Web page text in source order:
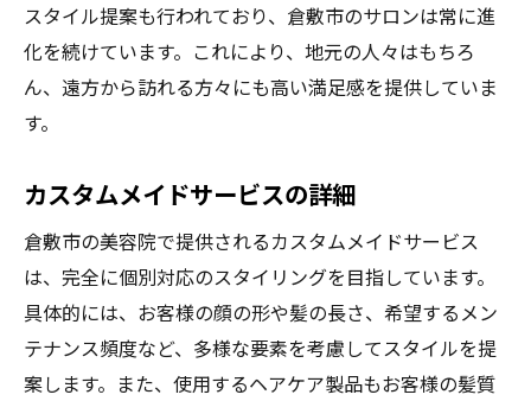
スタイル提案も行われており、倉敷市のサロンは常に進
化を続けています。これにより、地元の人々はもちろ
ん、遠方から訪れる方々にも高い満足感を提供していま
す。
カスタムメイドサービスの詳細
倉敷市の美容院で提供されるカスタムメイドサービス
は、完全に個別対応のスタイリングを目指しています。
具体的には、お客様の顔の形や髪の長さ、希望するメン
テナンス頻度など、多様な要素を考慮してスタイルを提
案します。また、使用するヘアケア製品もお客様の髪質